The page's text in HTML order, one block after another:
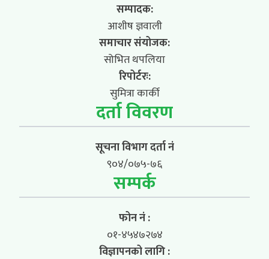
सम्पादक:
आशीष ज्ञवाली
समाचार संयोजक:
सोभित थपलिया
रिपोर्टरः:
सुमित्रा कार्की
दर्ता विवरण
सूचना विभाग दर्ता नं
९०४/०७५-७६
सम्पर्क
फोन नं :
०१-४५४७२७४
विज्ञापनको लागि :